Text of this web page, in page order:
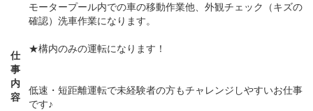
仕
事
内
容
モータープール内での車の移動作業他、外観チェック（キズの
確認）洗車作業になります。
★構内のみの運転になります！
低速・短距離運転で未経験者の方もチャレンジしやすいお仕事
です♪